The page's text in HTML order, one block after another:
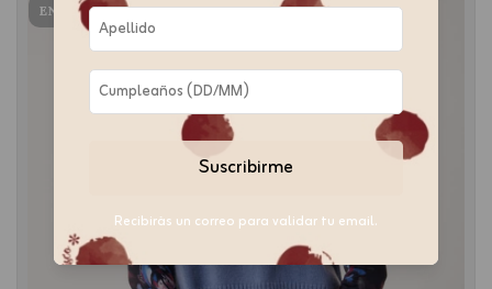
ENVÍO GRATIS
Suscribirme
Recibirás un correo para validar tu email.